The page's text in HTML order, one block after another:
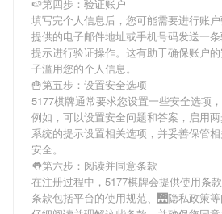
🍉第四步：验证账户
填写完个人信息后，您可能需要进行账
提供的电子邮件地址或手机号码发送一
提示进行验证操作。这有助于确保账户
子滥用您的个人信息。
🍟第五步：设置安全选项
5177棋牌通常要求您设置一些安全选项
例如，可以设置安全问题和答案，启用
系统的提示设置相关选项，并妥善保管
安全。
👅第六步：阅读并同意条款
在注册过程中，5177棋牌会提供使用条
条款包括平台的使用规范、🌉隐私政策